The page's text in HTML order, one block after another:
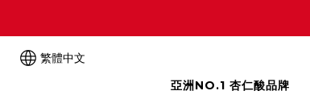
繁體中文
亞洲NO.1 杏仁酸品牌